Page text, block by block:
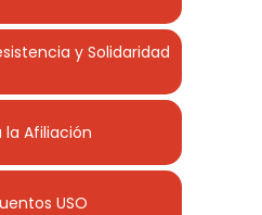
y Solidaridad
la Afiliación
USO